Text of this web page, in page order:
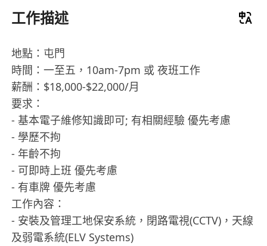
工作描述
地點：屯門
時間：一至五，10am-7pm 或 夜班工作
薪酬：$18,000-$22,000/月
要求：
- 基本電子維修知識即可; 有相關經驗 優先考慮
- 學歷不拘
- 年齡不拘
- 可即時上班 優先考慮
- 有車牌 優先考慮
工作內容：
- 安裝及管理工地保安系統，閉路電視(CCTV)，天線
及弱電系統(ELV Systems)